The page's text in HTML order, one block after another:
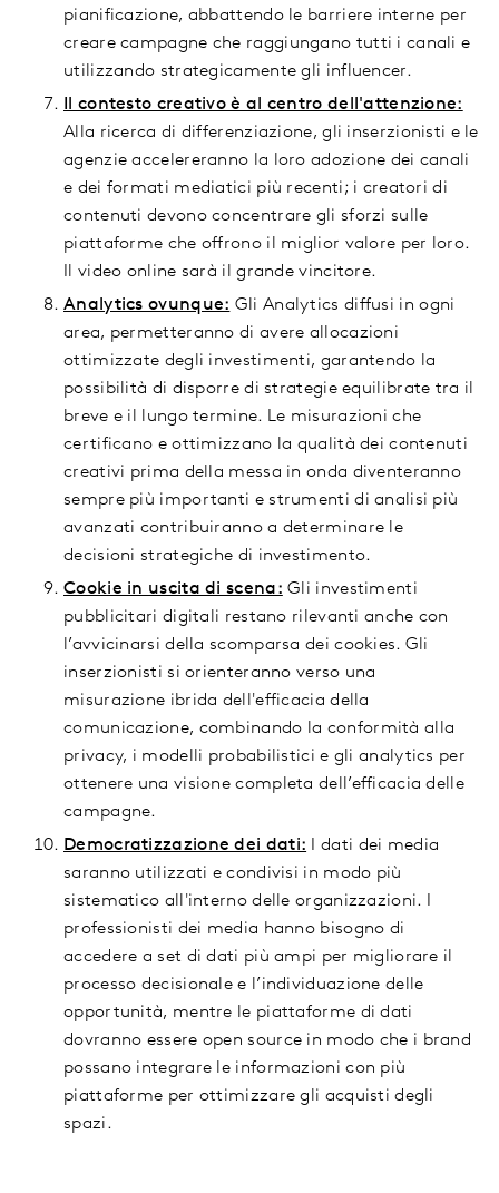
pianificazione, abbattendo le barriere interne per
creare campagne che raggiungano tutti i canali e
utilizzando strategicamente gli influencer.
Il contesto creativo è al centro dell'attenzione:
Alla ricerca di differenziazione, gli inserzionisti e le
agenzie accelereranno la loro adozione dei canali
e dei formati mediatici più recenti; i creatori di
contenuti devono concentrare gli sforzi sulle
piattaforme che offrono il miglior valore per loro.
Il video online sarà il grande vincitore.
Analytics ovunque: Gli Analytics diffusi in ogni
area, permetteranno di avere allocazioni
ottimizzate degli investimenti, garantendo la
possibilità di disporre di strategie equilibrate tra il
breve e il lungo termine. Le misurazioni che
certificano e ottimizzano la qualità dei contenuti
creativi prima della messa in onda diventeranno
sempre più importanti e strumenti di analisi più
avanzati contribuiranno a determinare le
decisioni strategiche di investimento.
Cookie in uscita di scena: Gli investimenti
pubblicitari digitali restano rilevanti anche con
l’avvicinarsi della scomparsa dei cookies. Gli
inserzionisti si orienteranno verso una
misurazione ibrida dell'efficacia della
comunicazione, combinando la conformità alla
privacy, i modelli probabilistici e gli analytics per
ottenere una visione completa dell’efficacia delle
campagne.
Democratizzazione dei dati: I dati dei media
saranno utilizzati e condivisi in modo più
sistematico all'interno delle organizzazioni. I
professionisti dei media hanno bisogno di
accedere a set di dati più ampi per migliorare il
processo decisionale e l’individuazione delle
opportunità, mentre le piattaforme di dati
dovranno essere open source in modo che i brand
possano integrare le informazioni con più
piattaforme per ottimizzare gli acquisti degli
spazi.